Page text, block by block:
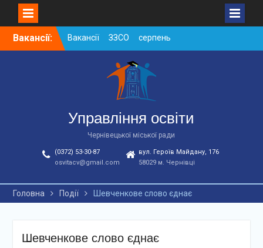
SkipВакансії:
Вакансії ЗЗСО серпень
2026
Вакансії ЗЗСО червень
Вакансії у ЗДО та
дошкільних підрозділах
ЗЗСО станом на
01.08.2026 р.
Управління освіти
Чернівецької міської ради
(0372) 53-30-87
osvitacv@gmail.com
вул. Героїв Майдану, 176
58029 м. Чернівці
Головна Події Шевченкове слово єднає
Шевченкове слово єднає